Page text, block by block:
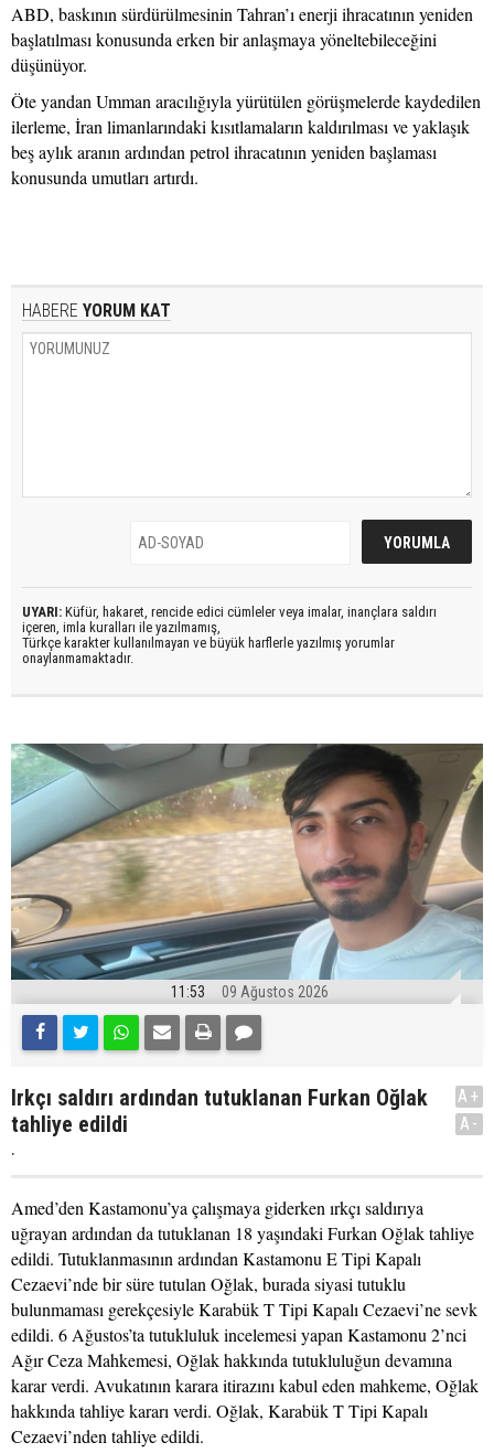
ABD, baskının sürdürülmesinin Tahran’ı enerji ihracatının yeniden
başlatılması konusunda erken bir anlaşmaya yöneltebileceğini
düşünüyor.
Öte yandan Umman aracılığıyla yürütülen görüşmelerde kaydedilen
ilerleme, İran limanlarındaki kısıtlamaların kaldırılması ve yaklaşık
beş aylık aranın ardından petrol ihracatının yeniden başlaması
konusunda umutları artırdı.
HABERE YORUM KAT
UYARI: Küfür, hakaret, rencide edici cümleler veya imalar, inançlara saldırı
içeren, imla kuralları ile yazılmamış,
Türkçe karakter kullanılmayan ve büyük harflerle yazılmış yorumlar
onaylanmamaktadır.
11:53 09 Ağustos 2026
Irkçı saldırı ardından tutuklanan Furkan Oğlak
tahliye edildi
.
A+
A-
Amed’den Kastamonu’ya çalışmaya giderken ırkçı saldırıya
uğrayan ardından da tutuklanan 18 yaşındaki Furkan Oğlak tahliye
edildi. Tutuklanmasının ardından Kastamonu E Tipi Kapalı
Cezaevi’nde bir süre tutulan Oğlak, burada siyasi tutuklu
bulunmaması gerekçesiyle Karabük T Tipi Kapalı Cezaevi’ne sevk
edildi. 6 Ağustos’ta tutukluluk incelemesi yapan Kastamonu 2’nci
Ağır Ceza Mahkemesi, Oğlak hakkında tutukluluğun devamına
karar verdi. Avukatının karara itirazını kabul eden mahkeme, Oğlak
hakkında tahliye kararı verdi. Oğlak, Karabük T Tipi Kapalı
Cezaevi’nden tahliye edildi.